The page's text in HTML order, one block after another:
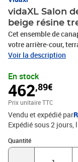
vidaXL Salon
beige résine
Cet ensemble de
votre arrière-cour,
et accueillant pour
la résine tressée,
un matériau
ressemble au rotin
couramment utilisé
durabilité et de ses
meubles d'extérieur,
d'assise
Voir la description
En stock
462,89€
Prix unitaire TTC
Vendu et expédié par
Expédié sous 2 jours
Quantité
Quantité : 1